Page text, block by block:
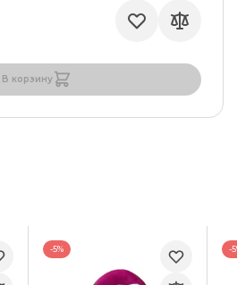
В корзину
-5% -